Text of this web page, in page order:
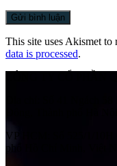
This site uses Akismet to
data is processed.
Số 41 Ngách
VP HCM:
Số 525/1/
phố Hồ Chí Minh, Việt